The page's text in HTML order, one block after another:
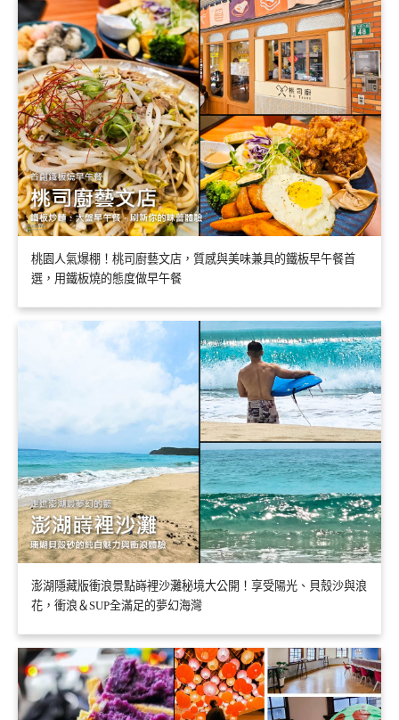
桃園人氣爆棚！桃司廚藝文店，質感與美味兼具的鐵板早午餐首
選，用鐵板燒的態度做早午餐
澎湖隱藏版衝浪景點嵵裡沙灘秘境大公開！享受陽光、貝殼沙與浪
花，衝浪＆SUP全滿足的夢幻海灣